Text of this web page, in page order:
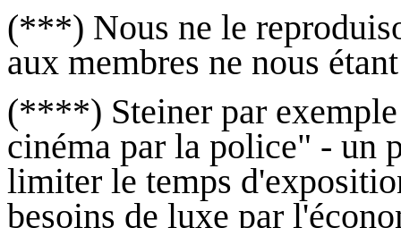
(***) Nous ne le
aux membres ne nous
(****) Steiner par
cinéma par la police" - un
limiter le temps
besoins de luxe par